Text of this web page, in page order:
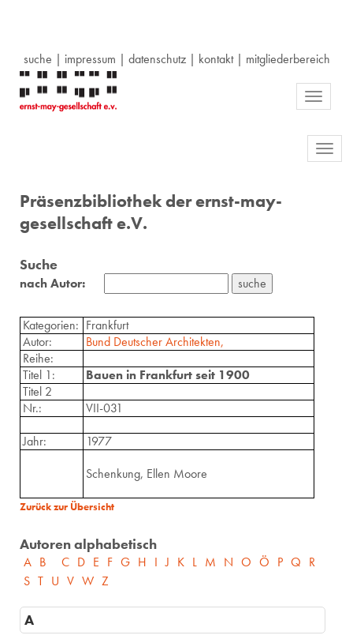
suche | impressum | datenschutz| kontakt| mitgliederbereich
Toggle
Präsenzbibliothek der ernst-may-
gesellschaft e.V.
Suche
nach Autor:
Kategorien: Frankfurt
Autor:
Bund Deutscher Architekten,
Reihe:
Titel 1:
Bauen in Frankfurt seit 1900
Titel 2
Nr.:
VII-031
Jahr:
1977
Schenkung, Ellen Moore
Zurück zur Übersicht
Autoren alphabetisch
A B C D E F G H I J K L M N O Ö P Q R
S T U V W Z
A